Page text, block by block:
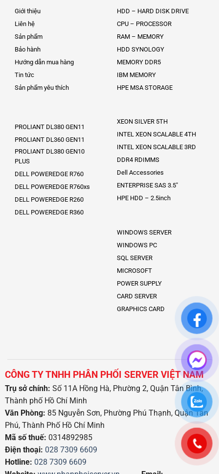
Giới thiệu
Liên hệ
Sản phẩm
Bảo hành
Hướng dẫn mua hàng
Tin tức
Sản phẩm yêu thích
PROLIANT DL380 GEN11
PROLIANT DL360 GEN11
PROLIANT DL380 GEN10
PLUS
DELL POWEREDGE R760
DELL POWEREDGE R760xs
DELL POWEREDGE R260
DELL POWEREDGE R360
HDD – HARD DISK DRIVE
CPU – PROCESSOR
RAM – MEMORY
HDD SYNOLOGY
MEMORY DDR5
IBM MEMORY
HPE MSA STORAGE
XEON SILVER 5TH
INTEL XEON SCALABLE 4TH
INTEL XEON SCALABLE 3RD
DDR4 RDIMMS
Dell Accessories
ENTERPRISE SAS 3.5″
HPE HDD – 2.5inch
WINDOWS SERVER
WINDOWS PC
SQL SERVER
MICROSOFT
POWER SUPPLY
CARD SERVER
GRAPHICS CARD
CÔNG TY TNHH PHÂN PHỐI SERVER VIỆT NAM
Trụ sở chính: Số 11A Hồng Hà, Phường 2, Quận Tân Bình,
Thành phố Hồ Chí Minh
Văn Phòng: 85 Nguyễn Sơn, Phường Phú Thạnh, Quận Tân
Phú, Thành Phố Hồ Chí Minh
Mã số thuế: 0314892985
Điện thoại: 028 7309 6609
Hotline: 028 7309 6609